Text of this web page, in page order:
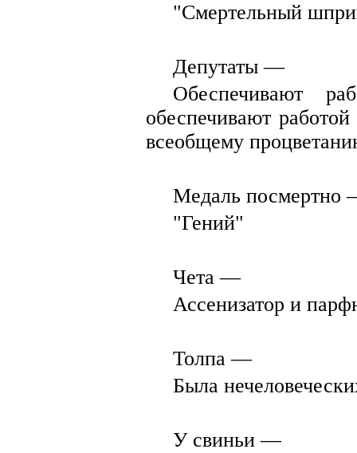
"Смертельный
Депутаты —
Обеспечивают
обеспечивают
всеобщему
Медаль посмертно
"Гений"
Чета —
Ассенизатор и
Толпа —
Была
У свиньи —